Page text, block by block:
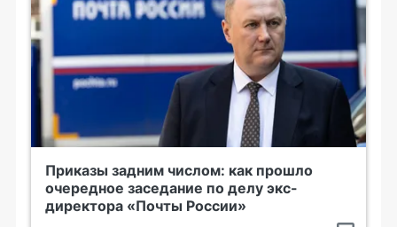
Приказы задним числом: как прошло
очередное заседание по делу экс-
директора «Почты России»